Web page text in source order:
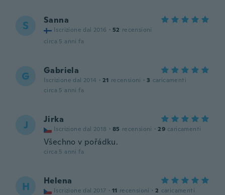
S Sanna
Iscrizione dal 2016 · 52 recensioni
circa 5 anni fa
G Gabriela
Iscrizione dal 2014 · 21 recensioni · 3 caricamenti
circa 5 anni fa
J Jirka
Iscrizione dal 2018 · 85 recensioni · 29 caricamenti
Všechno v pořádku.
circa 5 anni fa
H Helena
Iscrizione dal 2017 · 11 recensioni · 2 caricamenti